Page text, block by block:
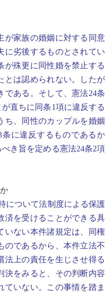
が家族の婚姻に対する同意
に劣後するものとされてい
が殊更に同性婚を禁止する
とは認められない。したが
である。そして、憲法24条
直ちに同条1項に違反する
ち、同性のカップルを婚姻
に違反するものであるか
き旨を定める憲法24条2項
について法制度による保護
済を受けることができる具
いない本件諸規定は、同権
のであるから、本件立法不
法上の責任を生じさせ得る
決をみると、その判断内容
いない。この事情を踏ま